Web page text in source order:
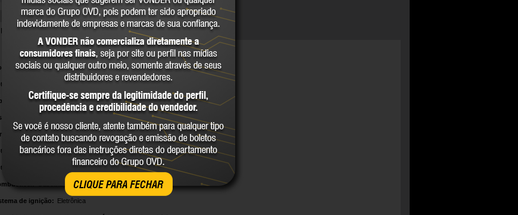
CLIQUE PARA FECHAR
GIV 2020
do motor: Monocilíndrico - OHV - 4 tempos
de partida do motor: Manual/Retrátil
de saída: 120 V~
máxima de saída do gerador: 2,0 kVA (2.000 W)
nominal de saída do gerador: 1,8 kVA (1.800 W)
Gasolina comum
de ignição: Eletrônica